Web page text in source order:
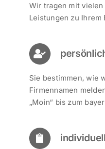
Wir tragen mit
Leistungen zu Ihrem
Sie bestimmen, wie
Firmennamen
„Moin“ bis zum